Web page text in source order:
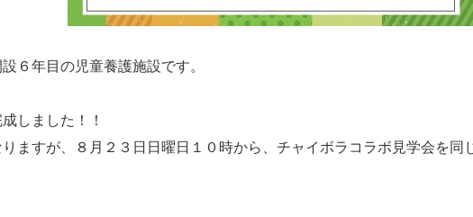
６年目の児童養護施設です。
しました！！
ますが、８月２３日日曜日１０時から、チャイボラコラボ見学会を同